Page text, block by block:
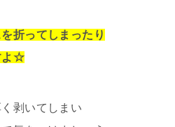
折ってしまったり
よ☆
剥いてしまい